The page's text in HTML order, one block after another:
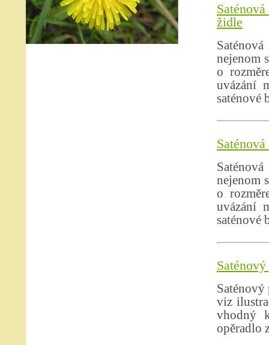
židle
nejenom
o
uvázání
saténové
nejenom
o
uvázání
saténové
viz
vhodný
opěradlo